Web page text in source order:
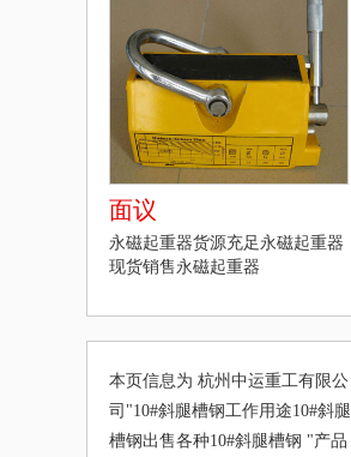
面议
永磁起重器货源充足永磁起重器
现货销售永磁起重器
本页信息为 杭州中运重工有限公
司"10#斜腿槽钢工作用途10#斜腿
槽钢出售各种10#斜腿槽钢 "产品